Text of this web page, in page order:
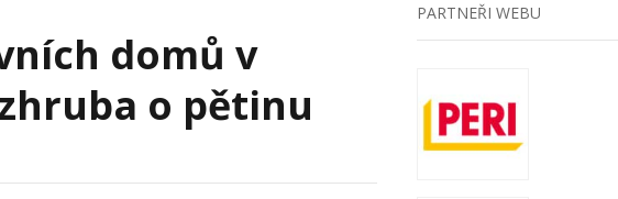
domů v
o pětinu
PARTNEŘI WEBU